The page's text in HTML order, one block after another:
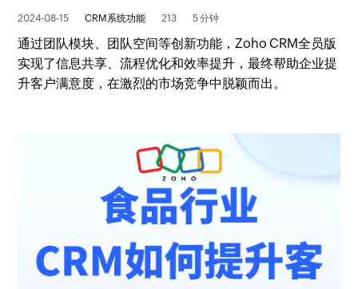
2024-08-15 CRM系统功能 213 5 分钟
通过团队模块、团队空间等创新功能，Zoho CRM全员版
实现了信息共享、流程优化和效率提升，最终帮助企业提
升客户满意度，在激烈的市场竞争中脱颖而出。